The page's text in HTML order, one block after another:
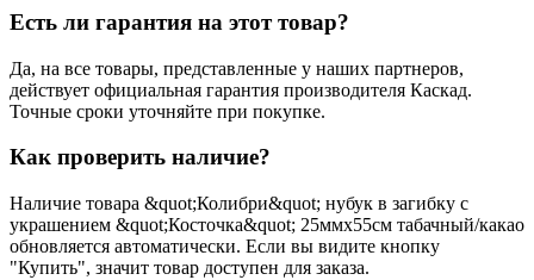
Есть ли гарантия на этот товар?
Да, на все товары, представленные у наших партнеров,
действует официальная гарантия производителя Каскад.
Точные сроки уточняйте при покупке.
Как проверить наличие?
Наличие товара &quot;Колибри&quot; нубук в загибку с
украшением &quot;Косточка&quot; 25ммх55см табачный/какао
обновляется автоматически. Если вы видите кнопку
"Купить", значит товар доступен для заказа.